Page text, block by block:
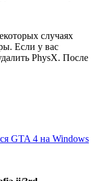
случаях
Если у вас
PhysX. После
GTA 4 на Windows